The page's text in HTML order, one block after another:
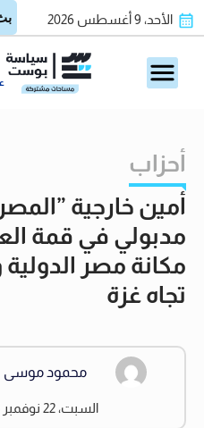
الأحد، 9 أغسطس 2026
أحزاب
أمين خارجية
مدبولي في قمة
مكانة مصر الدولية
تجاه غزة
محمود موسى
السبت، 22 نوفمبر 2025 10:36 مساءً